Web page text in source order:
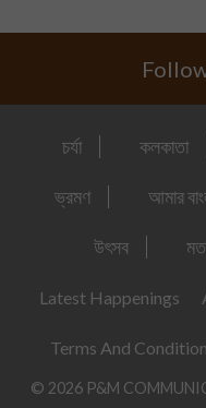
চর্যা কলকাতা
ভ্রমণ আমার
উৎসব
Latest Happenings
Terms And
© 2026 P&M